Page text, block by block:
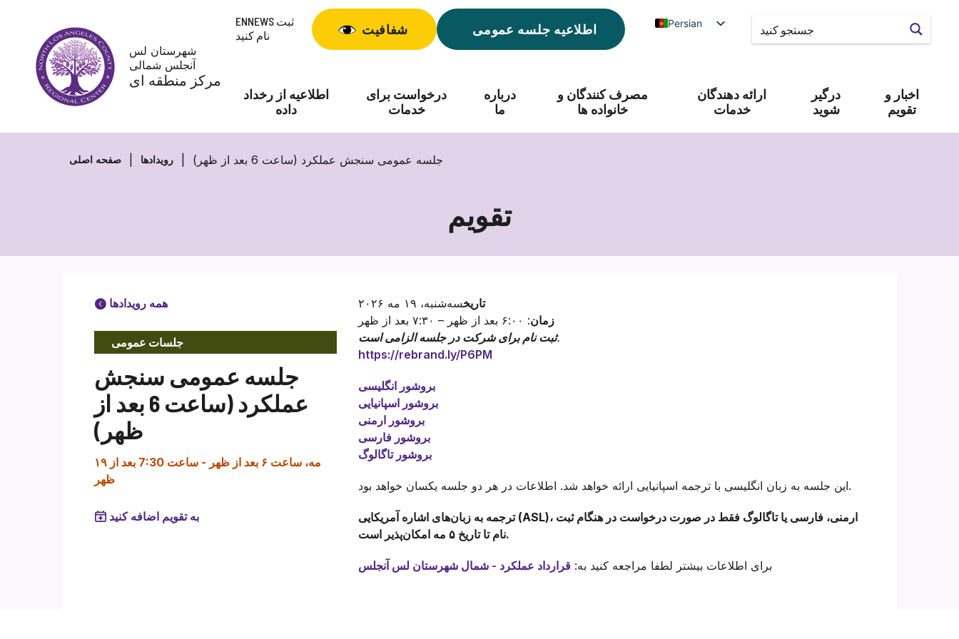
شهرستان لس
آنجلس شمالی
مرکز منطقه ای
ENNEWS ثبت
نام کنید
شفافیت اطلاعیه جلسه عمومی Persian
اطلاعیه از رخداد
داده
درخواست برای
خدمات
درباره
ما
مصرف کنندگان و
خانواده ها
ارائه دهندگان
خدمات
درگیر
شوید
اخبار و
تقویم
صفحه اصلی رویدادها جلسه عمومی سنجش عملکرد (ساعت 6 بعد از ظهر)
تقویم
همه رویدادها
جلسات عمومی
جلسه عمومی سنجش
عملکرد (ساعت 6 بعد از
ظهر)
۱۹ مه، ساعت ۶ بعد از ظهر -
ساعت 7:30 بعد از
ظهر
به تقویم اضافه کنید
تاریخسه‌شنبه، ۱۹ مه ۲۰۲۶
زمان: ۶:۰۰ بعد از ظهر – ۷:۳۰ بعد از ظهر
ثبت نام برای شرکت در جلسه الزامی است.
https://rebrand.ly/P6PM
بروشور انگلیسی
بروشور اسپانیایی
بروشور ارمنی
بروشور فارسی
بروشور تاگالوگ
این جلسه به زبان انگلیسی با ترجمه اسپانیایی ارائه خواهد شد. اطلاعات در هر دو جلسه یکسان خواهد بود.
ترجمه به زبان‌های اشاره آمریکایی (ASL)، ارمنی، فارسی یا تاگالوگ فقط در صورت درخواست در هنگام ثبت
نام تا تاریخ ۵ مه امکان‌پذیر است.
برای اطلاعات بیشتر لطفا مراجعه کنید به: قرارداد عملکرد - شمال شهرستان لس آنجلس